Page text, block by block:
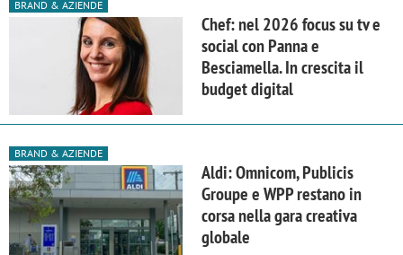
BRAND & AZIENDE
Chef: nel 2026 focus su tv e
social con Panna e
Besciamella. In crescita il
budget digital
BRAND & AZIENDE
Aldi: Omnicom, Publicis
Groupe e WPP restano in
corsa nella gara creativa
globale